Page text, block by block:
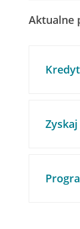
Aktualne
Zyskaj